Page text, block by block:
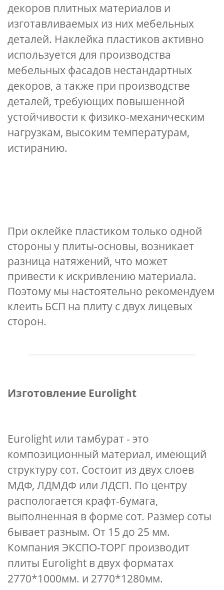
декоров плитных материалов и
изготавливаемых из них мебельных
деталей. Наклейка пластиков активно
используется для производства
мебельных фасадов нестандартных
декоров, а также при производстве
деталей, требующих повышенной
устойчивости к физико-механическим
нагрузкам, высоким температурам,
истиранию.
При оклейке пластиком только одной
стороны у плиты-основы, возникает
разница натяжений, что может
привести к искривлению материала.
Поэтому мы настоятельно рекомендуем
клеить БСП на плиту с двух лицевых
сторон.
Изготовление Eurolight
Eurolight или тамбурат - это
композиционный материал, имеющий
структуру сот. Состоит из двух слоев
МДФ, ЛДМДФ или ЛДСП. По центру
распологается крафт-бумага,
выполненная в форме сот. Размер соты
бывает разным. От 15 до 25 мм.
Компания ЭКСПО-ТОРГ производит
плиты Eurolight в двух форматах
2770*1000мм. и 2770*1280мм.